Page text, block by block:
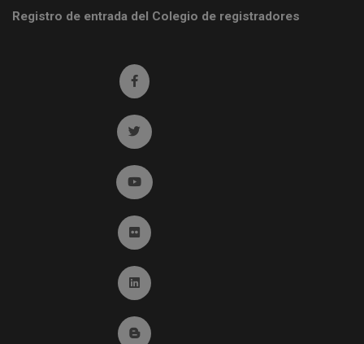
Registro de entrada del Colegio de registradores
Ir a facebook (abre en ventana nueva)
Ir a twitter (abre en ventana nueva)
Ir a YouTube (abre en ventana nueva)
Ir a Flickr (abre en ventana nueva)
Ir a Linkedin (abre en ventana nueva)
Ir al Blog (abre en ventana nueva)